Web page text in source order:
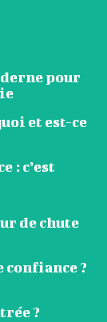
pour
et est-ce
: c’est
de chute
?
?